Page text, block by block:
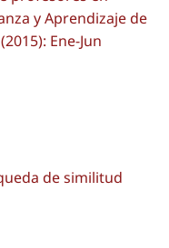
y Aprendizaje de
Ene-Jun
de similitud